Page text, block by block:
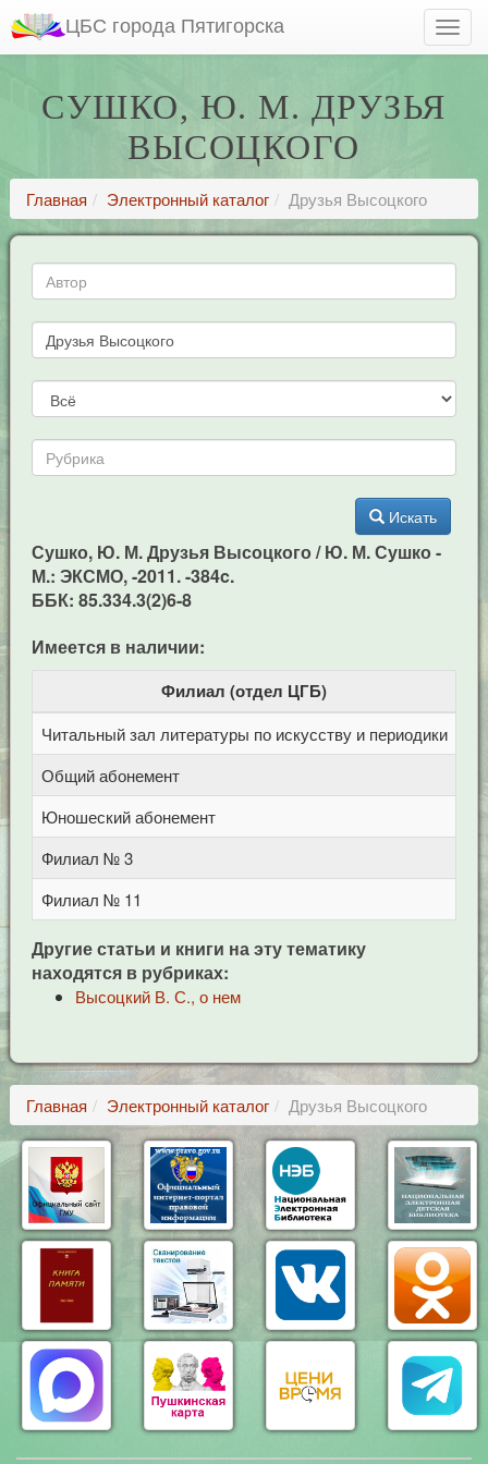
ЦБС города Пятигорска
СУШКО, Ю. М. ДРУЗЬЯ
ВЫСОЦКОГО
Главная Электронный каталог Друзья Высоцкого
Искать
Сушко, Ю. М. Друзья Высоцкого / Ю. М. Сушко -
М.: ЭКСМО, -2011. -384c.
ББК: 85.334.3(2)6-8
Имеется в наличии:
Филиал (отдел ЦГБ)
Читальный зал литературы по искусству и периодики
Общий абонемент
Юношеский абонемент
Филиал № 3
Филиал № 11
Другие статьи и книги на эту тематику
находятся в рубриках:
Высоцкий В. С., о нем
Главная Электронный каталог Друзья Высоцкого